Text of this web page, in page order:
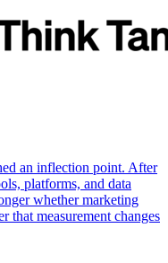
an inflection point. After
platforms, and data
whether marketing
that measurement changes